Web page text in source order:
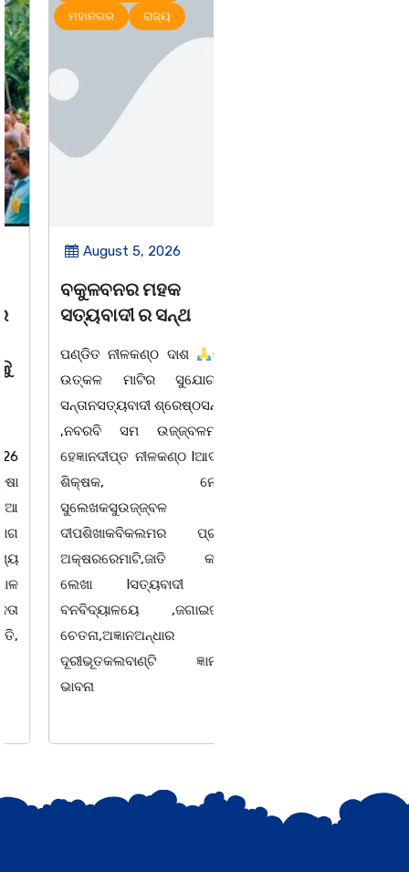
ମହାନଗର ରାଜ୍ୟ
August 5, 2026
ବକୁଳବନର ମହକ
ସତ୍ୟବାଦୀ ର ସନ୍ଥ
ପଣ୍ଡିତ ନୀଳକଣ୍ଠ ଦାଶ
ଉତ୍କଳ ମାଟିର ସୁଯୋଗ୍ଯ
ସନ୍ତାନସତ୍ୟବାଦୀ ଶ୍ରେଷ୍ଠସନ୍ଥ
,ନବରବି ସମ ଉଜ୍ଜ୍ବଳମୟ
ହେଜ୍ଞାନଦୀପ୍ତ ନୀଳକଣ୍ଠ lଆଦର୍ଶ
ଶିକ୍ଷକ, ନେତା
ସୁଲେଖକସୁଉଜ୍ଜ୍ବଳ
ଦୀପଶିଖାକବିକଲମର ପ୍ରତି
ଅକ୍ଷରରେମାଟି,ଜାତି କଥା
ଲେଖା lସତ୍ୟବାଦୀ ର
ବନବିଦ୍ୟାଳୟେ ,ଜଗାଇଜନ
ଚେତନା,ଅଜ୍ଞାନଅନ୍ଧାର
ଦୂରୀଭୂତକଲବାଣ୍ଟି ଜ୍ଞାନର